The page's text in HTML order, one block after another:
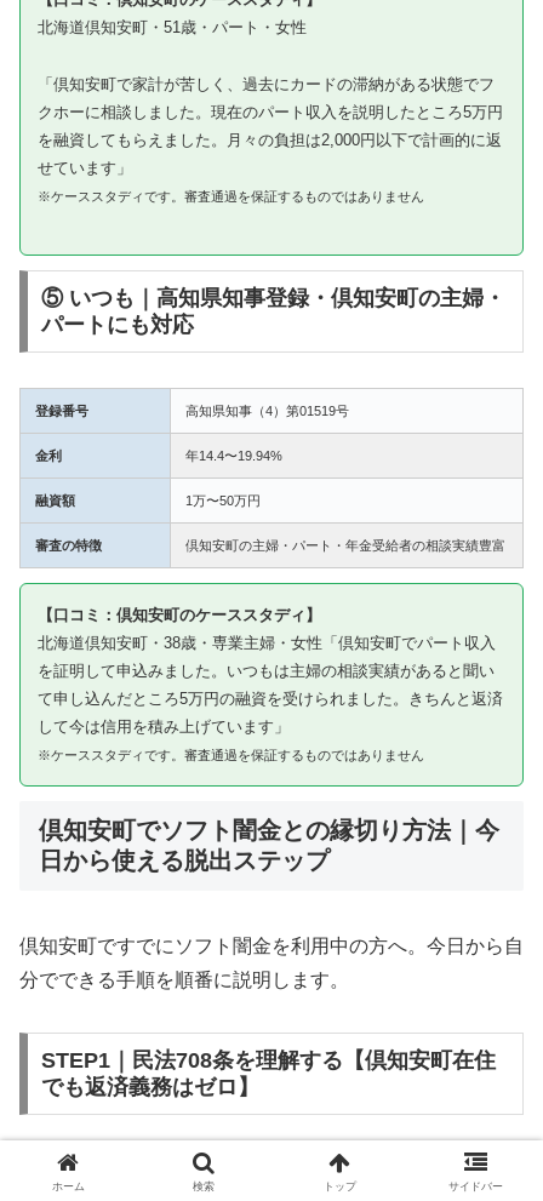
北海道倶知安町・51歳・パート・女性
「倶知安町で家計が苦しく、過去にカードの滞納がある状態でフ
クホーに相談しました。現在のパート収入を説明したところ5万円
を融資してもらえました。月々の負担は2,000円以下で計画的に返
せています」
※ケーススタディです。審査通過を保証するものではありません
⑤ いつも｜高知県知事登録・倶知安町の主婦・
パートにも対応
登録番号 高知県知事（4）第01519号
金利 年14.4〜19.94%
融資額 1万〜50万円
審査の特徴 倶知安町の主婦・パート・年金受給者の相談実績豊富
【口コミ：倶知安町のケーススタディ】
北海道倶知安町・38歳・専業主婦・女性「倶知安町でパート収入
を証明して申込みました。いつもは主婦の相談実績があると聞い
て申し込んだところ5万円の融資を受けられました。きちんと返済
して今は信用を積み上げています」
※ケーススタディです。審査通過を保証するものではありません
倶知安町でソフト闇金との縁切り方法｜今
日から使える脱出ステップ
倶知安町ですでにソフト闇金を利用中の方へ。今日から自
分でできる手順を順番に説明します。
STEP1｜民法708条を理解する【倶知安町在住
でも返済義務はゼロ】
ソフト闇金を含む闇金との金銭消費貸借契約は、公序良俗
ホーム 検索 トップ サイドバー